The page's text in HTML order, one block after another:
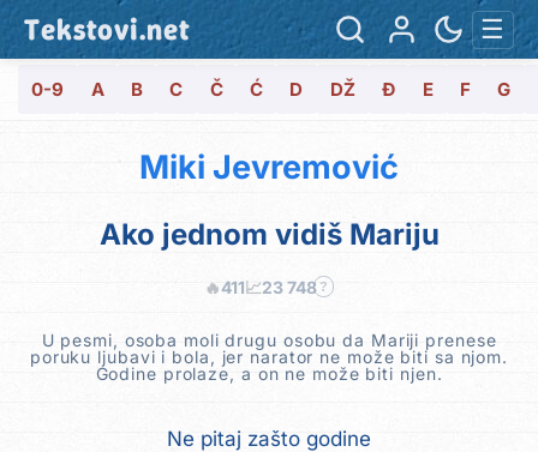
Tekstovi.net ☰
0-9 A B C Č Ć D DŽ Đ E F G
Miki Jevremović
Ako jednom vidiš Mariju
🔥411📈23 748 ?
U pesmi, osoba moli drugu osobu da Mariji prenese
poruku ljubavi i bola, jer narator ne može biti sa njom.
Godine prolaze, a on ne može biti njen.
Ne pitaj zašto godine